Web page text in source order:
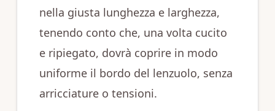
nella giusta lunghezza e larghezza,
tenendo conto che, una volta cucito
e ripiegato, dovrà coprire in modo
uniforme il bordo del lenzuolo, senza
arricciature o tensioni.